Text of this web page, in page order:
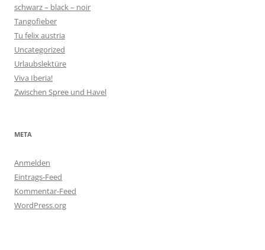
schwarz – black – noir
Tangofieber
Tu felix austria
Uncategorized
Urlaubslektüre
Viva Iberia!
Zwischen Spree und Havel
META
Anmelden
Eintrags-Feed
Kommentar-Feed
WordPress.org